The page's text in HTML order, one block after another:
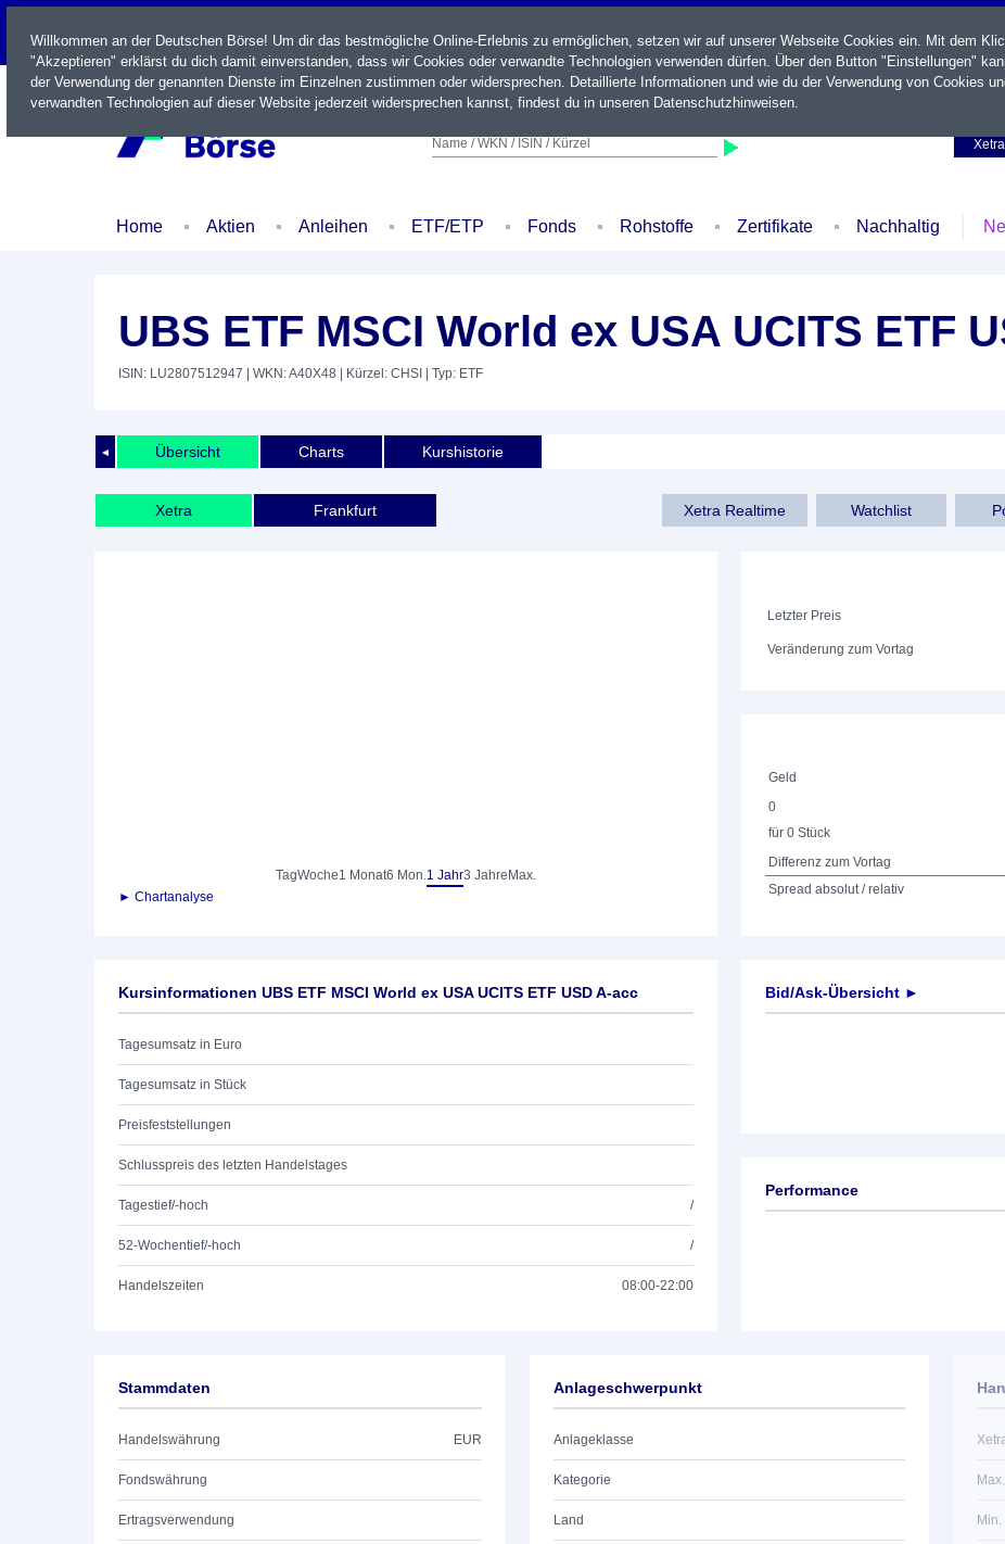
LIVE
Name / WKN / ISIN / Kürzel
Home Aktien Anleihen ETF/ETP Fonds Rohstoffe Zertifikate Nachhaltig
UBS ETF MSCI World ex USA UCITS ETF
ISIN: LU2807512947 | WKN: A40X48 | Kürzel: CHSI | Typ: ETF
◄ Übersicht Charts Kurshistorie
Xetra Frankfurt Xetra Realtime Watchlist
TagWoche1 Monat6 Mon.1 Jahr3 Jahre Max.
► Chartanalyse
Letzter Preis
Veränderung zum Vortag
Geld
0
für 0 Stück
Differenz zum Vortag
Spread absolut / relativ
Kursinformationen UBS ETF MSCI World ex USA UCITS ETF USD A-acc
Tagesumsatz in Euro
Tagesumsatz in Stück
Preisfeststellungen
Schlusspreis des letzten Handelstages
Tagestief/-hoch /
52-Wochentief/-hoch /
Handelszeiten 08:00-22:00
Bid/Ask-Übersicht ►
Performance
Stammdaten
Handelswährung EUR
Fondswährung
Ertragsverwendung
Anlageschwerpunkt
Anlageklasse
Kategorie
Land
Willkommen an der Deutschen Börse! Um dir das bestmögliche Online-Erlebnis zu ermöglichen, setzen wir auf unserer Webseite Cookies ein. Mit dem
"Akzeptieren" erklärst du dich damit einverstanden, dass wir Cookies oder verwandte Technologien verwenden dürfen. Über den Button "Einstellungen"
der Verwendung der genannten Dienste im Einzelnen zustimmen oder widersprechen. Detaillierte Informationen und wie du der Verwendung von Cookies
verwandten Technologien auf dieser Website jederzeit widersprechen kannst, findest du in unseren Datenschutzhinweisen.